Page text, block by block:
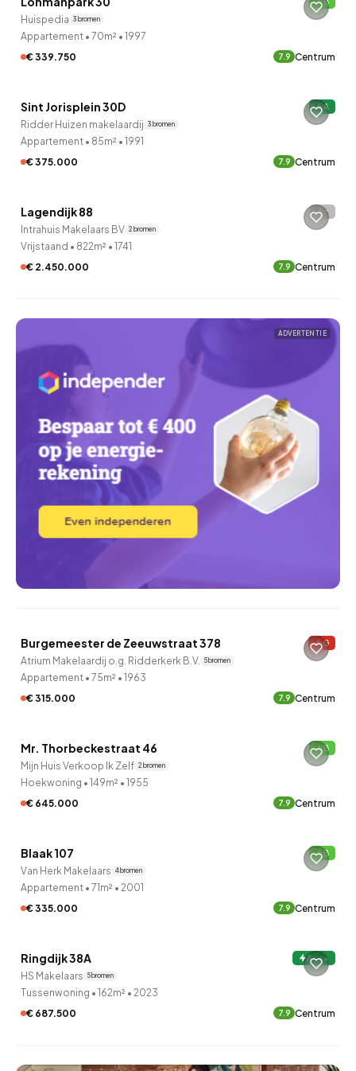
Huispedia 3 bronnen
Appartement • 70m² • 1997
€ 339.750
7.9 Centrum
Sint Jorisplein 30D A
Ridder Huizen makelaardij 3 bronnen
Appartement • 85m² • 1991
€ 375.000
7.9 Centrum
Lagendijk 88 -
Intrahuis Makelaars BV 2 bronnen
Vrijstaand • 822m² • 1741
€ 2.450.000
7.9 Centrum
ADVERTENTIE
Burgemeester de Zeeuwstraat 378 G
Atrium Makelaardij o.g. Ridderkerk B.V. 5 bronnen
Appartement • 75m² • 1963
€ 315.000
7.9 Centrum
Mr. Thorbeckestraat 46 B
Mijn Huis Verkoop Ik Zelf 2 bronnen
Hoekwoning • 149m² • 1955
€ 645.000
7.9 Centrum
Verkocht onder voorbehoud
Blaak 107 B
Van Herk Makelaars 4 bronnen
Appartement • 71m² • 2001
€ 335.000
7.9 Centrum
Ringdijk 38A A+++
HS Makelaars 5 bronnen
Tussenwoning • 162m² • 2023
€ 687.500
7.9 Centrum